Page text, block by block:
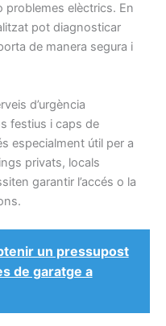
problemes elèctrics. En
pot diagnosticar
de manera segura i
d’urgència
festius i caps de
especialment útil per a
privats, locals
garantir l’accés o la
un pressupost
de garatge a